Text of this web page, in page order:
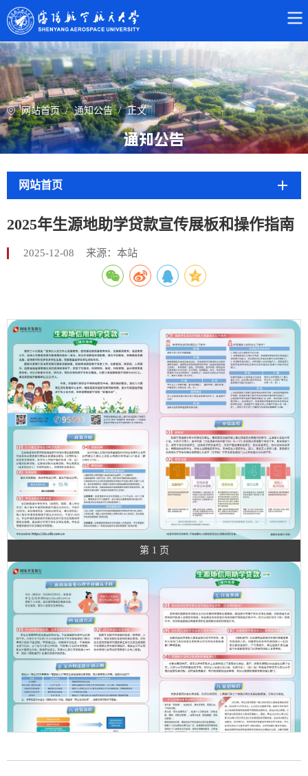
网站首页 / 通知公告 / 正文
通知公告
网站首页
2025年生源地助学贷款宣传展板和操作指南
2025-12-08 来源：本站
第 1 页